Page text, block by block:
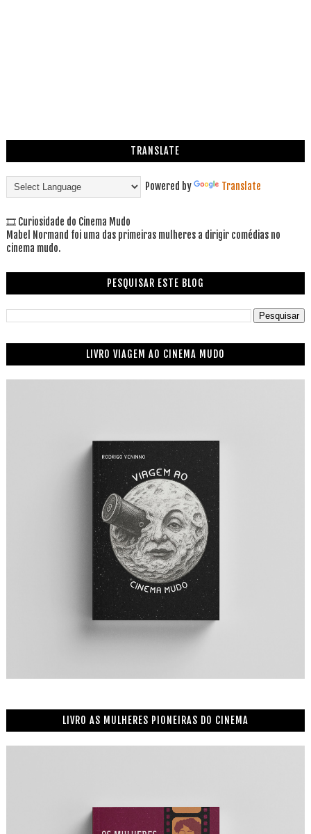
TRANSLATE
Powered by Translate
🎞 Curiosidade do Cinema Mudo
Mabel Normand foi uma das primeiras mulheres a dirigir comédias no
cinema mudo.
PESQUISAR ESTE BLOG
LIVRO VIAGEM AO CINEMA MUDO
LIVRO AS MULHERES PIONEIRAS DO CINEMA